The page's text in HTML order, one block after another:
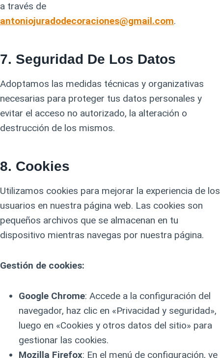
a través de
antoniojuradodecoraciones@gmail.com.
7. Seguridad De Los Datos
Adoptamos las medidas técnicas y organizativas
necesarias para proteger tus datos personales y
evitar el acceso no autorizado, la alteración o
destrucción de los mismos.
8. Cookies
Utilizamos cookies para mejorar la experiencia de los
usuarios en nuestra página web. Las cookies son
pequeños archivos que se almacenan en tu
dispositivo mientras navegas por nuestra página.
Gestión de cookies:
Google Chrome: Accede a la configuración del
navegador, haz clic en «Privacidad y seguridad»,
luego en «Cookies y otros datos del sitio» para
gestionar las cookies.
Mozilla Firefox: En el menú de configuración, ve